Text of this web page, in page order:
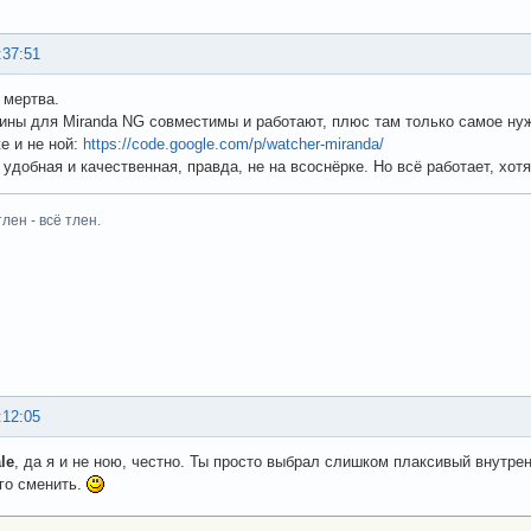
для Miranda NG совместимы и работают, плюс там только самое
и не ной: https://code.google.com/p/watcher-miranda/
и качественная, правда, не на всоснёрке. Но всё работает,
- всё тлен.
, да я и не ною, честно. Ты просто выбрал слишком плаксивый
сменить.